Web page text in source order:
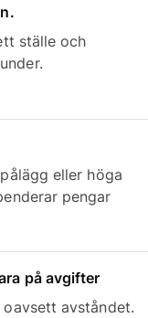
ställe och
eller höga
pengar
på avgifter
avståndet.